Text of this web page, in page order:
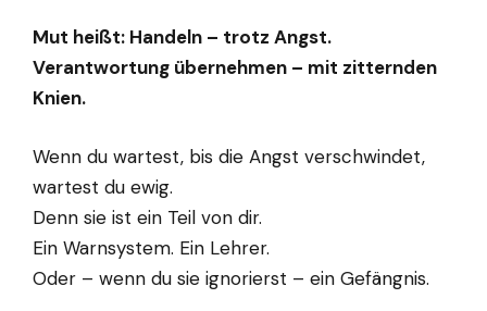
Mut heißt: Handeln – trotz Angst.
Verantwortung übernehmen – mit zitternden
Knien.
Wenn du wartest, bis die Angst verschwindet,
wartest du ewig.
Denn sie ist ein Teil von dir.
Ein Warnsystem. Ein Lehrer.
Oder – wenn du sie ignorierst – ein Gefängnis.